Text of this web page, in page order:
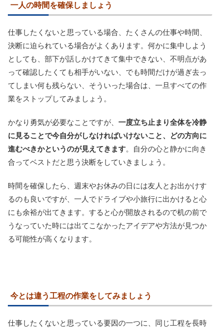
一人の時間を確保しましょう
仕事したくないと思っている場合、たくさんの仕事や時間、
決断に迫られている場合がよくあります。何かに集中しよう
としても、部下が話しかけてきて集中できない、不明点があ
って確認したくても相手がいない、でも時間だけが過ぎ去っ
てしまい何も残らない、そういった場合は、一旦すべての作
業をストップしてみましょう。
かなり勇気が必要なことですが、 一度立ち止まり全体を冷静
に見ることで今自分がしなければいけないこと、どの方向に
進むべきかというのが見えてきます。自分の心と静かに向き
合ってベストだと思う決断をしていきましょう。
時間を確保したら、週末やお休みの日には友人とお出かけす
るのも良いですが、一人でドライブや小旅行に出かけると心
にも余裕が出てきます。すると心が開放されるので机の前で
うなっていた時には出てこなかったアイデアや方法が見つか
る可能性が高くなります。
今とは違う工程の作業をしてみましょう
仕事したくないと思っている要因の一つに、同じ工程を長時